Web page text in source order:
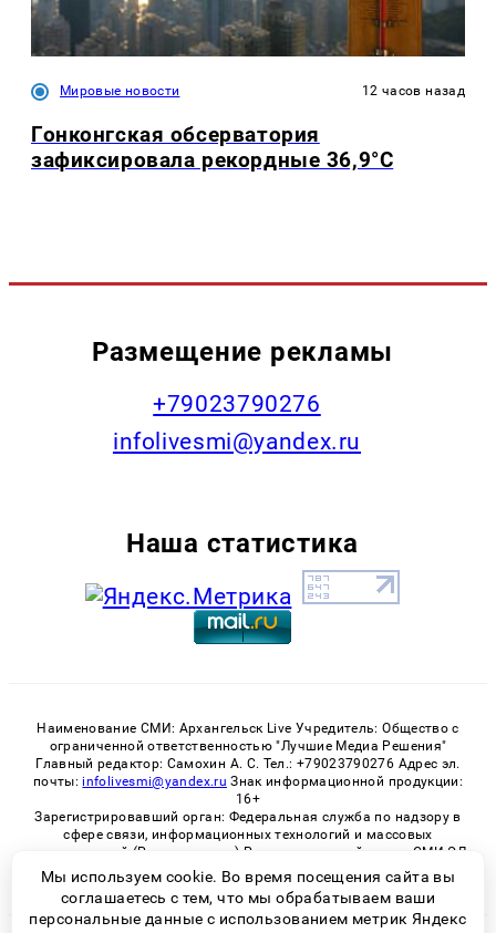
Мировые новости 12 часов назад
Гонконгская обсерватория
зафиксировала рекордные 36,9°C
Размещение рекламы
+79023790276
infolivesmi@yandex.ru
Наша статистика
Наименование СМИ: Архангельск Live Учредитель: Общество с
ограниченной ответственностью "Лучшие Медиа Решения"
Главный редактор: Самохин А. С. Тел.: +79023790276 Адрес эл.
почты: infolivesmi@yandex.ru Знак информационной продукции:
16+
Зарегистрировавший орган: Федеральная служба по надзору в
сфере связи, информационных технологий и массовых
коммуникаций (Роскомнадзор) Регистрационный номер СМИ ЭЛ
№ ФС 77 - 82533 от 21.01.2022
Мы используем cookie. Во время посещения сайта вы
соглашаетесь с тем, что мы обрабатываем ваши
персональные данные с использованием метрик Яндекс